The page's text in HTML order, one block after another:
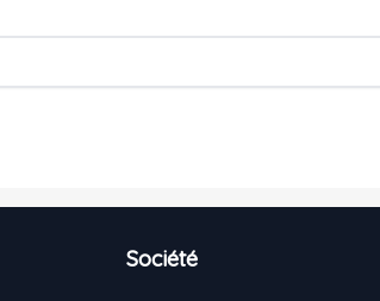
Société